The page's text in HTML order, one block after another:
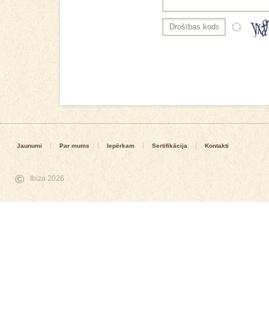
Jaunumi Par mums Iepērkam Sertifikācija Kontakti
© Ibiza 2026